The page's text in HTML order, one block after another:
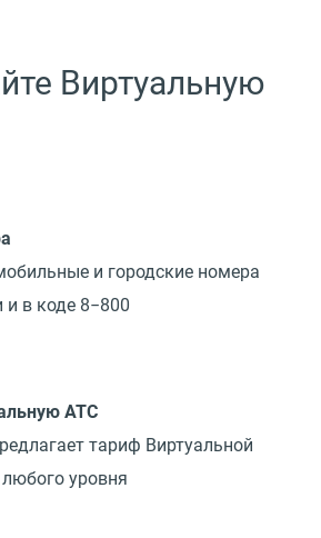
Виртуальную
и городские номера
и в коде 8−800
АТС
тариф Виртуальной
уровня